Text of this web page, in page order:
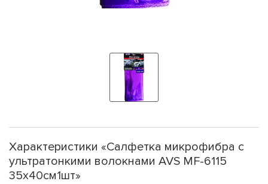
Характеристики «Салфетка микрофибра с
ультратонкими волокнами AVS MF-6115
35х40см1шт»